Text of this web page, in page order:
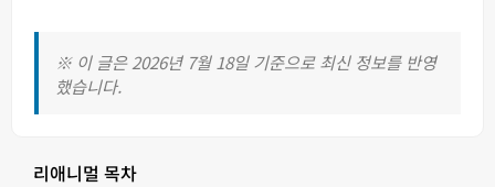
※ 이 글은 2026년 7월 18일 기준으로 최신 정보를 반영
했습니다.
리애니멀 목차